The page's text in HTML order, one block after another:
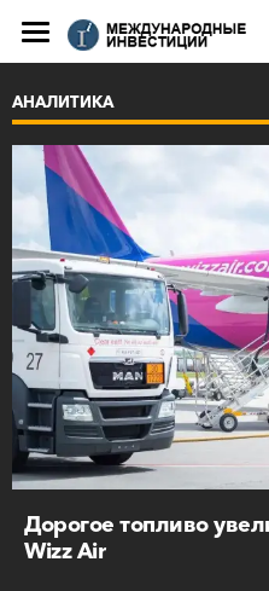
Дорогое топливо
Wizz Air
АНАЛИТИКА